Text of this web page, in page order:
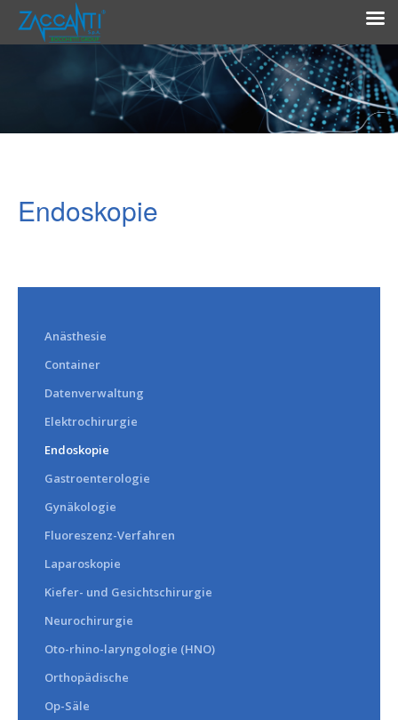
Endoskopie
Anästhesie
Container
Datenverwaltung
Elektrochirurgie
Endoskopie
Gastroenterologie
Gynäkologie
Fluoreszenz-Verfahren
Laparoskopie
Kiefer- und Gesichtschirurgie
Neurochirurgie
Oto-rhino-laryngologie (HNO)
Orthopädische
Op-Säle